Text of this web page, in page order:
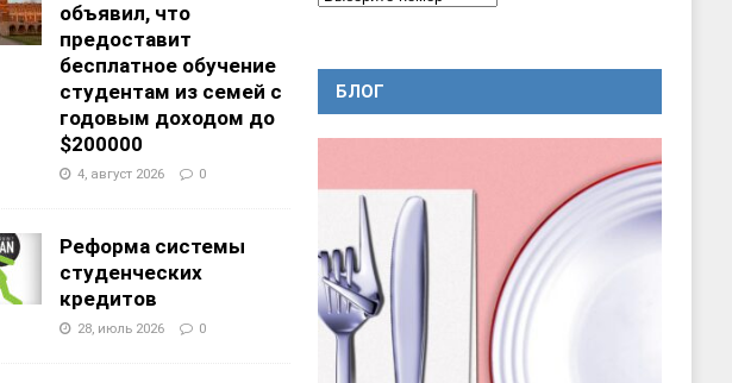
объявил, что
предоставит
бесплатное обучение
студентам из семей с
годовым доходом до
$200000
4, август 2026 0
Реформа системы
студенческих
кредитов
28, июль 2026 0
БЛОГ